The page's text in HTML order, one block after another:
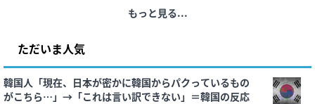
もっと見る...
ただいま人気
韓国人「現在、日本が密かに韓国からパクっているもの
がこちら…」→「これは言い訳できない」＝韓国の反応